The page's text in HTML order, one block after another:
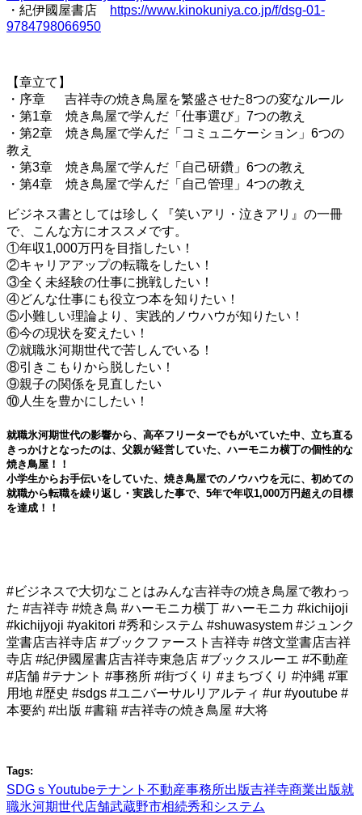
・紀伊國屋書店
https://www.kinokuniya.co.jp/f/dsg-01-
9784798066950
【章立て】
・序章 吉祥寺の焼き鳥屋を繁盛させた8つの変なルール
・第1章 焼き鳥屋で学んだ「仕事選び」7つの教え
・第2章 焼き鳥屋で学んだ「コミュニケーション」6つの
教え
・第3章 焼き鳥屋で学んだ「自己研鑽」6つの教え
・第4章 焼き鳥屋で学んだ「自己管理」4つの教え
ビジネス書としては珍しく『笑いアリ・泣きアリ』の一冊
で、こんな方にオススメです。
①年収1,000万円を目指したい！
②キャリアアップの転職をしたい！
③全く未経験の仕事に挑戦したい！
④どんな仕事にも役立つ本を知りたい！
⑤小難しい理論より、実践的ノウハウが知りたい！
⑥今の現状を変えたい！
⑦就職氷河期世代で苦しんでいる！
⑧引きこもりから脱したい！
⑨親子の関係を見直したい
⑩人生を豊かにしたい！
就職氷河期世代の影響から、高卒フリーターでもがいていた中、立ち直る
きっかけとなったのは、父親が経営していた、ハーモニカ横丁の個性的な
焼き鳥屋！！
小学生からお手伝いをしていた、焼き鳥屋でのノウハウを元に、初めての
就職から転職を繰り返し・実践した事で、5年で年収1,000万円超えの目標
を達成！！
#ビジネスで大切なことはみんな吉祥寺の焼き鳥屋で教わっ
た #吉祥寺 #焼き鳥 #ハーモニカ横丁 #ハーモニカ #kichijoji
#kichijyoji #yakitori #秀和システム #shuwasystem #ジュンク
堂書店吉祥寺店 #ブックファースト吉祥寺 #啓文堂書店吉祥
寺店 #紀伊國屋書店吉祥寺東急店 #ブックスルーエ #不動産
#店舗 #テナント #事務所 #街づくり #まちづくり #沖縄 #軍
用地 #歴史 #sdgs #ユニバーサルリアルティ #ur #youtube #
本要約 #出版 #書籍 #吉祥寺の焼き鳥屋 #大将
Tags:
SDGｓ Youtubeテナント 不動産事務所出版吉祥寺商業出版就
職氷河期世代店舗武蔵野市相続秀和システム